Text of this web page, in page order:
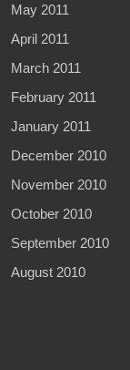
May 2011
April 2011
March 2011
February 2011
January 2011
December 2010
November 2010
October 2010
September 2010
August 2010